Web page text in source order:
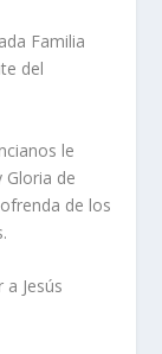
Familia
del
le
de
de los
Jesús